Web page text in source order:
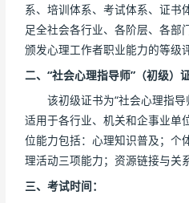
系、培训体系、考试体系、证书
足全社会各行业、各阶层、各部
颁发心理工作者职业能力的等级
二、“社会心理指导师” （初级）
该初级证书为“社会心理指导
适用于各行业、机关和企事业单
位能力包括：心理知识普及；个
理活动三项能力；资源链接与关
三、考试时间：